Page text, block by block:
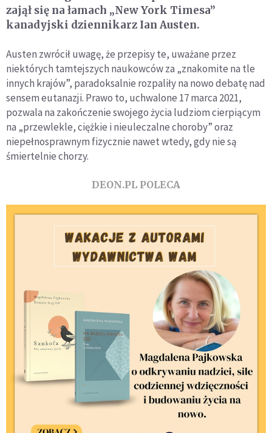
zajął się na łamach „New York Timesa”
kanadyjski dziennikarz Ian Austen.
Austen zwrócił uwagę, że przepisy te, uważane przez
niektórych tamtejszych naukowców za „znakomite na tle
innych krajów”, paradoksalnie rozpaliły na nowo debatę nad
sensem eutanazji. Prawo to, uchwalone 17 marca 2021,
pozwala na zakończenie swojego życia ludziom cierpiącym
na „przewlekle, ciężkie i nieuleczalne choroby” oraz
niepełnosprawnym fizycznie nawet wtedy, gdy nie są
śmiertelnie chorzy.
DEON.PL POLECA